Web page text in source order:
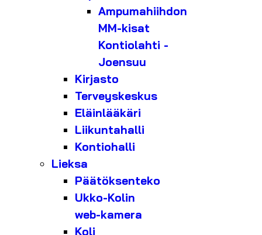
Ampumahiihdon
MM-kisat
Kontiolahti -
Joensuu
Kirjasto
Terveyskeskus
Eläinlääkäri
Liikuntahalli
Kontiohalli
Lieksa
Päätöksenteko
Ukko-Kolin
web-kamera
Koli